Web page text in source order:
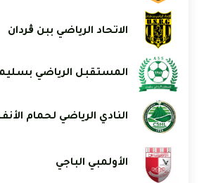
الاتحاد الرياضي ببن ڨردان
المستقبل الرياضي
النادي الرياضي لحمام
الأولمبي الباجي